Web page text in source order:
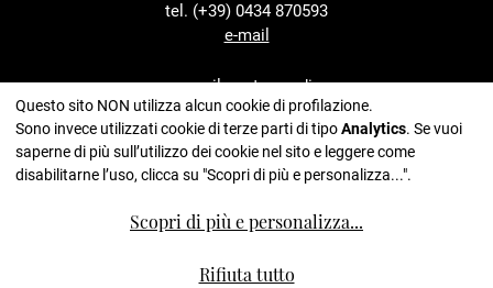
tel. (+39) 0434 870593
e-mail
con il sostegno di
Questo sito NON utilizza alcun cookie di profilazione.
Sono invece utilizzati cookie di terze parti di tipoAnalytics. Se vuoi
saperne di più sull’utilizzo dei cookie nel sito e leggere come
disabilitarne l’uso, clicca su "Scopri di più e personalizza...".
Scopri di più e personalizza...
Rifiuta tutto